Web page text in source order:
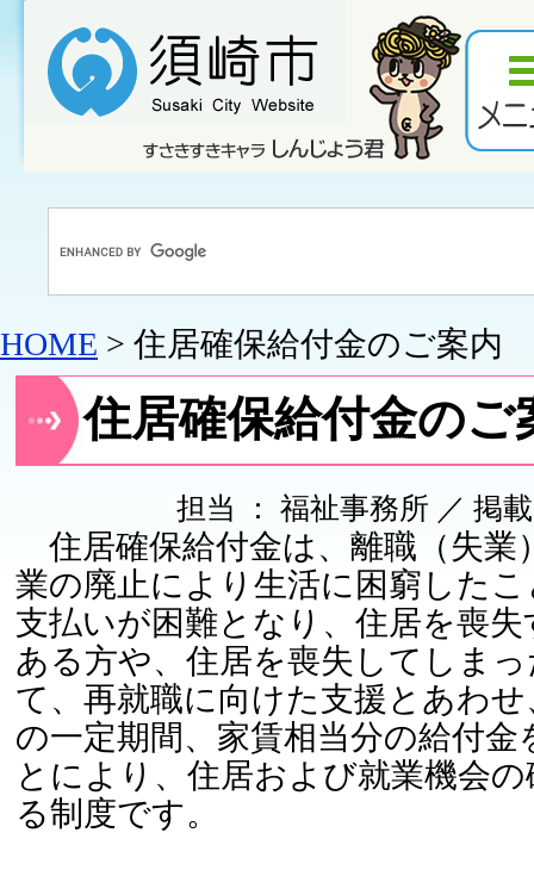
HOME > 住居確保給付金のご案内
住居確保給付金のご
担当 ： 福祉事務所 ／ 掲
住居確保給付金は、離職（失業
業の廃止により生活に困窮した
支払いが困難となり、住居を喪
ある方や、住居を喪失してしま
て、再就職に向けた支援とあわ
の一定期間、家賃相当分の給付金
とにより、住居および就業機会
る制度です。